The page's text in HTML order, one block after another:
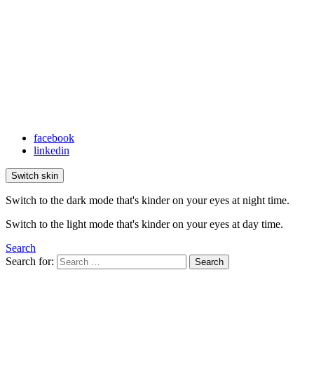
facebook
linkedin
Switch skin
Switch to the dark mode that's kinder on your eyes at night time.
Switch to the light mode that's kinder on your eyes at day time.
Search
Search for:
Search